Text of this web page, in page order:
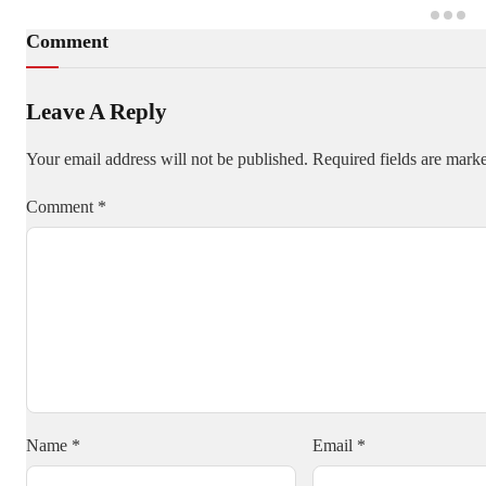
Comment
Leave A Reply
Your email address will not be published. Required fields are
Comment *
Name * Email *